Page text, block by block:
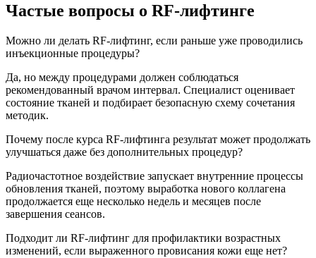
Частые вопросы о RF-лифтинге
Можно ли делать RF-лифтинг, если раньше уже проводились
инъекционные процедуры?
Да, но между процедурами должен соблюдаться
рекомендованный врачом интервал. Специалист оценивает
состояние тканей и подбирает безопасную схему сочетания
методик.
Почему после курса RF-лифтинга результат может продолжать
улучшаться даже без дополнительных процедур?
Радиочастотное воздействие запускает внутренние процессы
обновления тканей, поэтому выработка нового коллагена
продолжается еще несколько недель и месяцев после
завершения сеансов.
Подходит ли RF-лифтинг для профилактики возрастных
изменений, если выраженного провисания кожи еще нет?